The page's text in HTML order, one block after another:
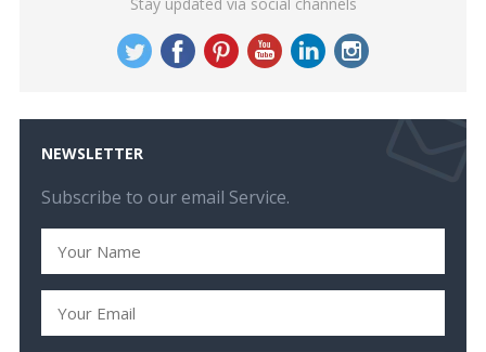
NEWSLETTER
Subscribe to our email Service.